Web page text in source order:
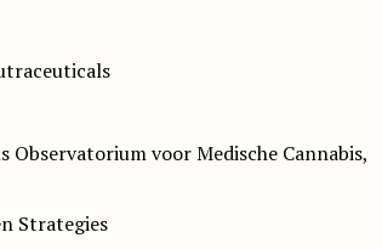
Observatorium voor Medische Cannabis,
Strategies